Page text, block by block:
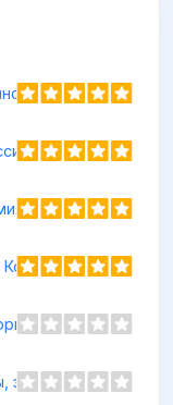
Поиск
https://gisauto.ru